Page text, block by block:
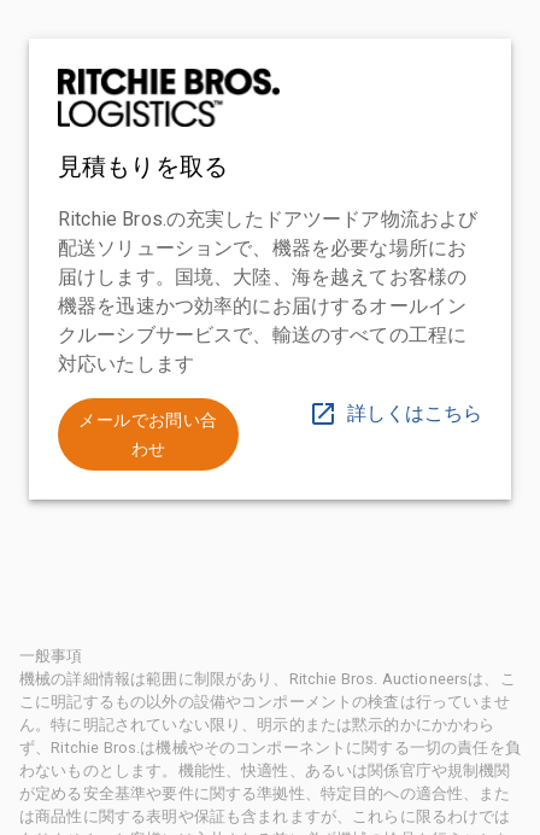
見積もりを取る
Ritchie Bros.の充実したドアツードア物流および
配送ソリューションで、機器を必要な場所にお
届けします。国境、大陸、海を越えてお客様の
機器を迅速かつ効率的にお届けするオールイン
クルーシブサービスで、輸送のすべての工程に
対応いたします
メールでお問い合
わせ
詳しくはこちら
一般事項
機械の詳細情報は範囲に制限があり、Ritchie Bros. Auctioneersは、こ
こに明記するもの以外の設備やコンポーメントの検査は行っていませ
ん。特に明記されていない限り、明示的または黙示的かにかかわら
ず、Ritchie Bros.は機械やそのコンポーネントに関する一切の責任を負
わないものとします。機能性、快適性、あるいは関係官庁や規制機関
が定める安全基準や要件に関する準拠性、特定目的への適合性、また
は商品性に関する表明や保証も含まれますが、これらに限るわけでは